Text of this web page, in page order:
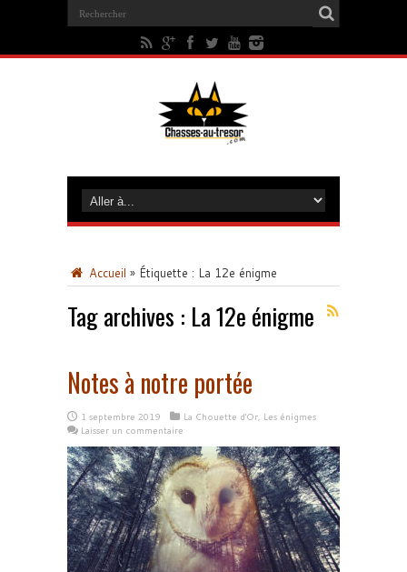
Accueil » Étiquette : La 12e énigme
Tag archives : La 12e énigme
Notes à notre portée
1 septembre 2019 La Chouette d'Or, Les énigmes
Laisser un commentaire